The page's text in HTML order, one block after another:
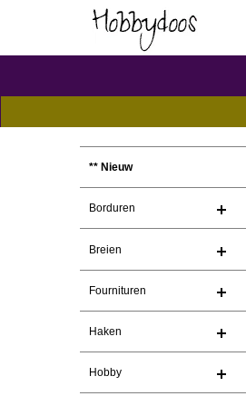
** Nieuw
Borduren
Breien
Fournituren
Haken
Hobby